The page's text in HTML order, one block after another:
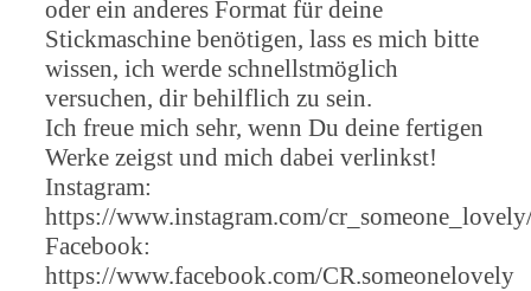
oder ein anderes Format für deine
Stickmaschine benötigen, lass es mich bitte
wissen, ich werde schnellstmöglich
versuchen, dir behilflich zu sein.
Ich freue mich sehr, wenn Du deine fertigen
Werke zeigst und mich dabei verlinkst!
Instagram:
https://www.instagram.com/
Facebook:
https://www.facebook.com/CR.someonelovely